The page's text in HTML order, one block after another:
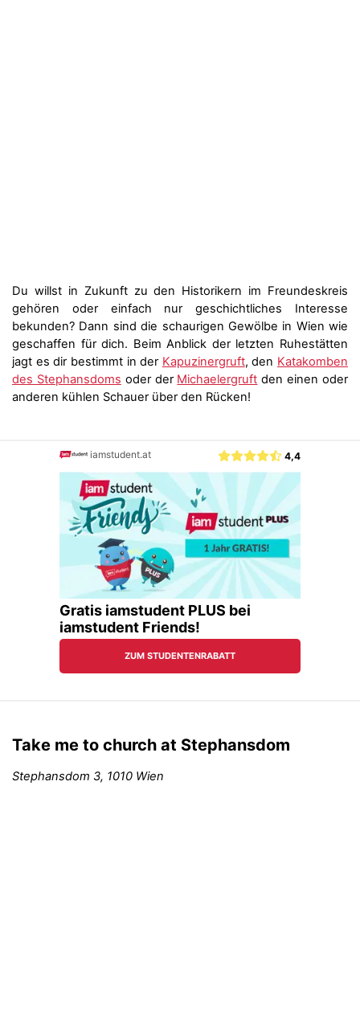
Du willst in Zukunft zu den Historikern im Freundeskreis
gehören oder einfach nur geschichtliches Interesse
bekunden? Dann sind die schaurigen Gewölbe in Wien wie
geschaffen für dich. Beim Anblick der letzten Ruhestätten
jagt es dir bestimmt in der Kapuzinergruft, den Katakomben
des Stephansdoms oder der Michaelergruft den einen oder
anderen kühlen Schauer über den Rücken!
Take me to church at Stephansdom
Stephansdom 3, 1010 Wien